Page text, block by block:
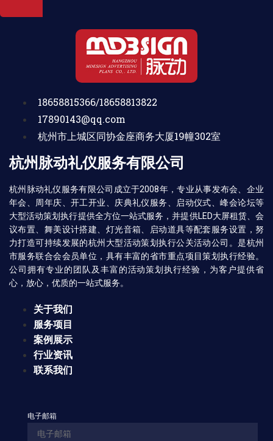
18658815366/18658813822
17890143@qq.com
杭州市上城区同协金座商务大厦19幢302室
杭州脉动礼仪服务有限公司
杭州脉动礼仪服务有限公司成立于2008年，专业从事发布会、企业
年会、周年庆、开工开业、庆典礼仪服务、启动仪式、峰会论坛等
大型活动策划执行提供全方位一站式服务，并提供LED大屏租赁、会
议布置、舞美设计搭建、灯光音箱、启动道具等配套服务设置，努
力打造可持续发展的杭州大型活动策划执行公关活动公司。是杭州
市服务联合会会员单位，具有丰富的省市重点项目策划执行经验。
公司拥有专业的团队及丰富的活动策划执行经验，为客户提供省
心，放心，优质的一站式服务。
关于我们
服务项目
案例展示
行业资讯
联系我们
电子邮箱